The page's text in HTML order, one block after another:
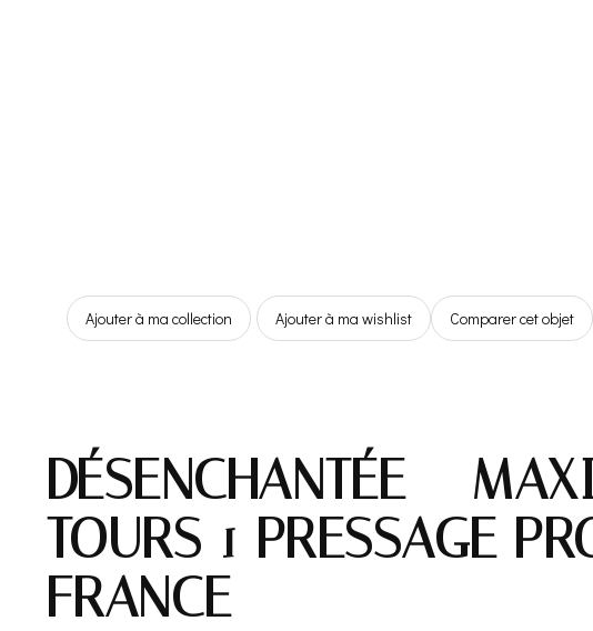
Ajouter à ma collection Ajouter à ma wishlist Comparer cet objet
DÉSENCHANTÉE –
TOURS 1 PRESSAGE
FRANCE